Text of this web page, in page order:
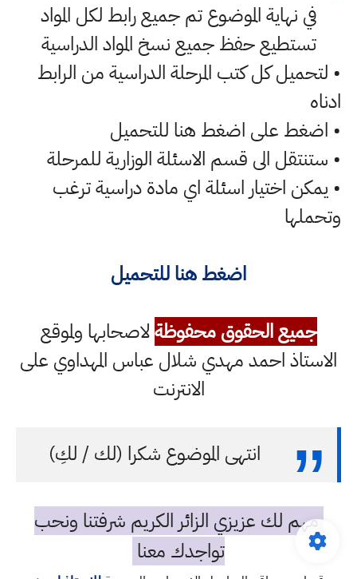
في نهاية الموضوع تم جميع رابط لكل المواد
تستطيع حفظ جميع نسخ المواد الدراسية
• لتحميل كل كتب المرحلة الدراسية من الرابط
ادناه
• اضغط على اضغط هنا للتحميل
• ستنتقل الى قسم الاسئلة الوزارية للمرحلة
• يمكن اختيار اسئلة اي مادة دراسية ترغب
وتحملها
اضغط هنا للتحميل
جميع الحقوق محفوظةلاصحابها ولموقع
الاستاذ احمد مهدي شلال عباس المهداوي على
الانترنت
انتهى الموضوع شكرا (لك / لكِ)
مهم لك عزيزي الزائر الكريم شرفتنا ونحب
تواجدك معنا